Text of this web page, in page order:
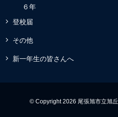
６年
登校届
その他
新一年生の皆さんへ
© Copyright 2026 尾張旭市立旭